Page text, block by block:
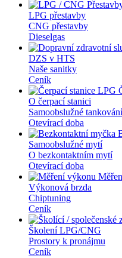
LPG přestavby
CNG přestavby
Dieselgas
DZS v HTS
Naše sanitky
Ceník
O čerpací stanici
Samoobslužné tankování
Otevírací doba
Samoobslužné mytí
O bezkontaktním mytí
Otevírací doba
Výkonová brzda
Chiptuning
Ceník
Školení LPG/CNG
Prostory k pronájmu
Ceník